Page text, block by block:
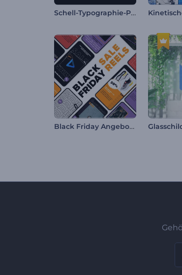
Schell-Typographie-Paket
Black Friday Angebot Reels